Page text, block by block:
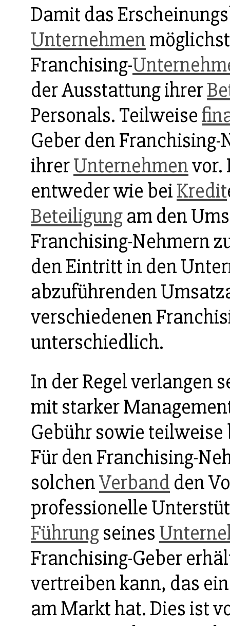
Damit das
Unternehmen
Franchising-
der Ausstattung ihrer
Personals. Teilweise
Geber den
ihrerUnternehmenvor.
entweder wie beiKredit
Beteiligungam den
Franchising-Nehmern
den Eintritt in den
abzuführenden
verschiedenen
unterschiedlich.
In der Regel verlangen
mit starker
Gebühr sowie
Für den Franchising-
solchenVerband den
professionelle
Führungseines
Franchising-Geber
vertreiben kann, das
am Markt hat. Dies ist